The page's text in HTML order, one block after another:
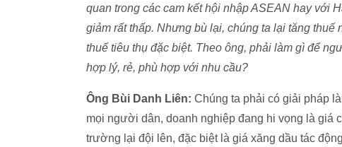
quan trong các cam kết hội nhập ASEAN hay với
giảm rất thấp. Nhưng bù lại, chúng ta lại tăng
thuế tiêu thụ đặc biệt. Theo ông, phải làm gì để
hợp lý, rẻ, phù hợp với nhu cầu?
Ông Bùi Danh Liên: Chúng ta phải có giải pháp
mọi người dân, doanh nghiệp đang hi vọng là giá
trường lại đội lên, đặc biệt là giá xăng dầu tác